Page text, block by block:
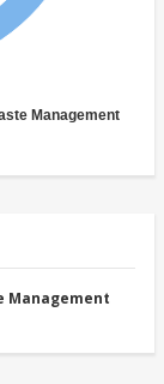
Management
Management